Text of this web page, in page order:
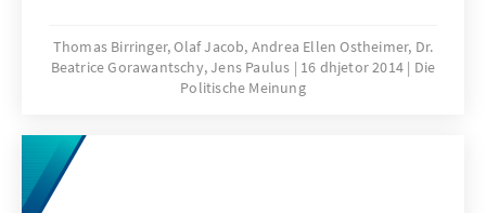
Thomas Birringer, Olaf Jacob, Andrea Ellen Ostheimer, Dr.
Beatrice Gorawantschy, Jens Paulus
16 dhjetor 2014
Die
Politische Meinung